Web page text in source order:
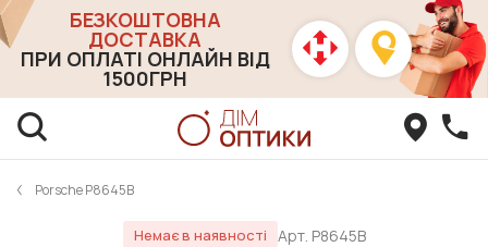
БЕЗКОШТОВНА
ДОСТАВКА
ПРИ ОПЛАТІ ОНЛАЙН ВІД
1500ГРН
Porsche P8645B
Немає в наявності Арт. P8645B